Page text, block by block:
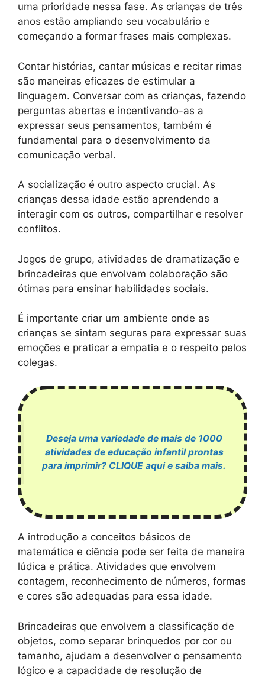
uma prioridade nessa fase. As crianças de três
anos estão ampliando seu vocabulário e
começando a formar frases mais complexas.
Contar histórias, cantar músicas e recitar rimas
são maneiras eficazes de estimular a
linguagem. Conversar com as crianças, fazendo
perguntas abertas e incentivando-as a
expressar seus pensamentos, também é
fundamental para o desenvolvimento da
comunicação verbal.
A socialização é outro aspecto crucial. As
crianças dessa idade estão aprendendo a
interagir com os outros, compartilhar e resolver
conflitos.
Jogos de grupo, atividades de dramatização e
brincadeiras que envolvam colaboração são
ótimas para ensinar habilidades sociais.
É importante criar um ambiente onde as
crianças se sintam seguras para expressar suas
emoções e praticar a empatia e o respeito pelos
colegas.
Deseja uma variedade de mais de 1000
atividades de educação infantil prontas
para imprimir? CLIQUE aqui e saiba mais.
A introdução a conceitos básicos de
matemática e ciência pode ser feita de maneira
lúdica e prática. Atividades que envolvem
contagem, reconhecimento de números, formas
e cores são adequadas para essa idade.
Brincadeiras que envolvem a classificação de
objetos, como separar brinquedos por cor ou
tamanho, ajudam a desenvolver o pensamento
lógico e a capacidade de resolução de